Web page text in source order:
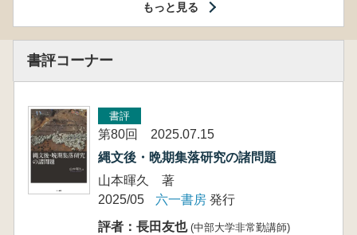
もっと見る
書評コーナー
書評
第80回 2025.07.15
縄文後・晩期集落研究の諸問題
山本暉久 著
2025/05
六一書房 発行
評者：長田友也 (中部大学非常勤講師)